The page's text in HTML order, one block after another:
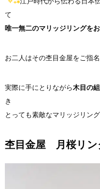
て
唯一無二のマリッジリングを
お二人はその杢目金屋をご指
実際に手にとりながら木目の
き
とっても素敵なマリッジリン
杢目金屋 月桜リ